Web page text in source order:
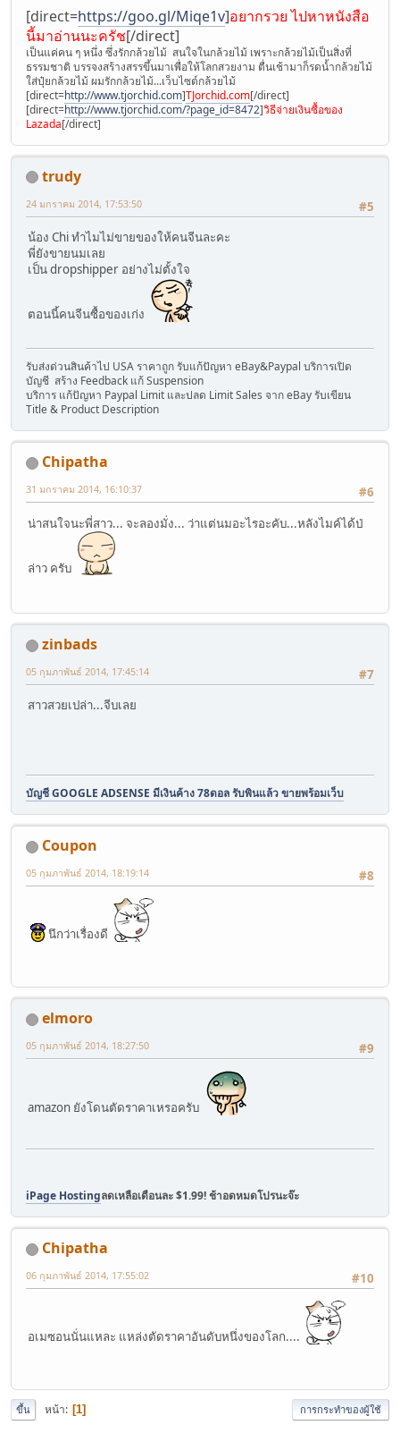
[direct=https://goo.gl/Miqe1v]อยากรวย ไปหาหนังสือ
นี้มาอ่านนะครัช[/direct]
เป็นแค่คน ๆ หนึ่ง ซึ่งรักกล้วยไม้ สนใจในกล้วยไม้ เพราะกล้วยไม้เป็นสิ่งที่
ธรรมชาติ บรรจงสร้างสรรขึ้นมาเพื่อให้โลกสวยงาม ตื่นเช้ามาก็รดน้ำกล้วยไม้
ใส่ปุ๋ยกล้วยไม้ ผมรักกล้วยไม้...เว็บไซต์กล้วยไม้
[direct=http://www.tjorchid.com]TJorchid.com[/direct]
[direct=http://www.tjorchid.com/?page_id=8472]วิธีจ่ายเงินซื้อของ
Lazada[/direct]
trudy
#5
24 มกราคม 2014, 17:53:50
น้อง Chi ทำไมไม่ขายของให้คนจีนละคะ
พี่ยังขายนมเลย
เป็น dropshipper อย่างไม่ตั้งใจ
ตอนนี้คนจีนซื้อของเก่ง
รับส่งด่วนสินค้าไป USA ราคาถูก รับแก้ปัญหา eBay&Paypal บริการเปิด
บัญชี สร้าง Feedback แก้ Suspension
บริการ แก้ปัญหา Paypal Limit และปลด Limit Sales จาก eBay รับเขียน
Title & Product Description
Chipatha
#6
31 มกราคม 2014, 16:10:37
น่าสนใจนะพี่สาว... จะลองมั่ง... ว่าแต่นมอะไรอะคับ...หลังไมค์ได้ป่
ล่าว ครับ
zinbads
#7
05 กุมภาพันธ์ 2014, 17:45:14
สาวสวยเปล่า...จีบเลย
บัญชี GOOGLE ADSENSE มีเงินค้าง 78ดอล รับพินแล้ว ขายพร้อมเว็บ
Coupon
#8
05 กุมภาพันธ์ 2014, 18:19:14
นึกว่าเรื่องดี
elmoro
#9
05 กุมภาพันธ์ 2014, 18:27:50
amazon ยังโดนตัดราคาเหรอครับ
iPage Hostingลดเหลือเดือนละ $1.99! ช้าอดหมดโปรนะจ๊ะ
Chipatha
#10
06 กุมภาพันธ์ 2014, 17:55:02
อเมซอนนั่นแหละ แหล่งตัดราคาอันดับหนึ่งของโลก....
ขึ้น หน้า 1 การกระทำของผู้ใช้